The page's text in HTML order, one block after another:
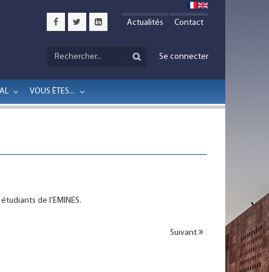
Actualités Contact
Se connecter
VOUS ÊTES...
de l’EMINES.
Suivant